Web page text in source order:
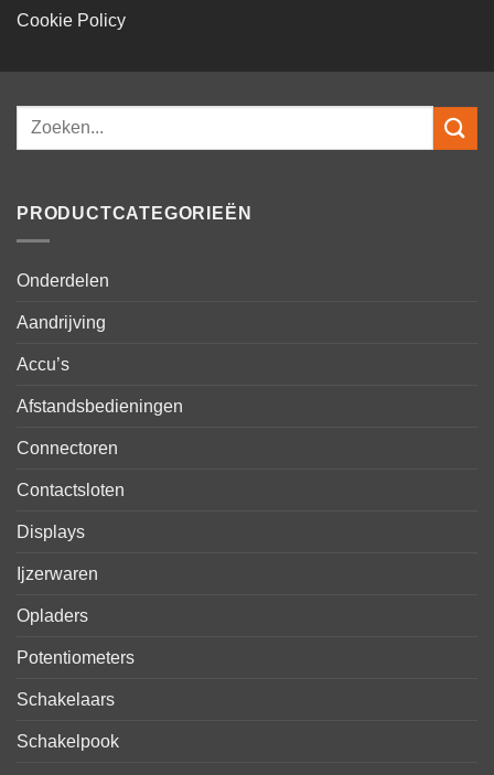
Cookie Policy
Zoeken
PRODUCTCATEGORIEËN
Onderdelen
Aandrijving
Accu’s
Afstandsbedieningen
Connectoren
Contactsloten
Displays
Ijzerwaren
Opladers
Potentiometers
Schakelaars
Schakelpook